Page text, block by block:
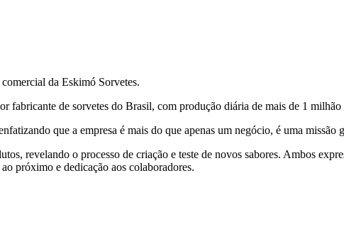
da Eskimó Sorvetes.
fabricante de sorvetes do Brasil, com produção diária de mais de 1 milhão
que a empresa é mais do que apenas um negócio, é uma missão
revelando o processo de criação e teste de novos sabores. Ambos
próximo e dedicação aos colaboradores.